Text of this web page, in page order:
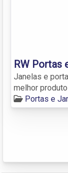
RW Portas
Janelas e
melhor
Portas e